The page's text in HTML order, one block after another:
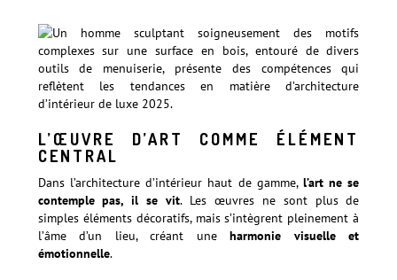
L’ŒUVRE D’ART COMME ÉLÉMENT
CENTRAL
Dans l’architecture d’intérieur haut de gamme, l’art ne se
contemple pas, il se vit. Les œuvres ne sont plus de
simples éléments décoratifs, mais s’intègrent pleinement à
l’âme d’un lieu, créant uneharmonie visuelle et
émotionnelle.